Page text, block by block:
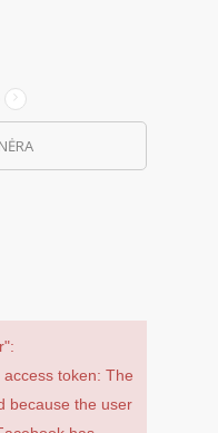
token: The
because the user